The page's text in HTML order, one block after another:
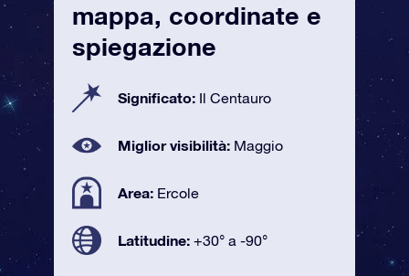
mappa, coordinate e
spiegazione
Significato: Il Centauro
Miglior visibilità: Maggio
Area: Ercole
Latitudine: +30° a -90°